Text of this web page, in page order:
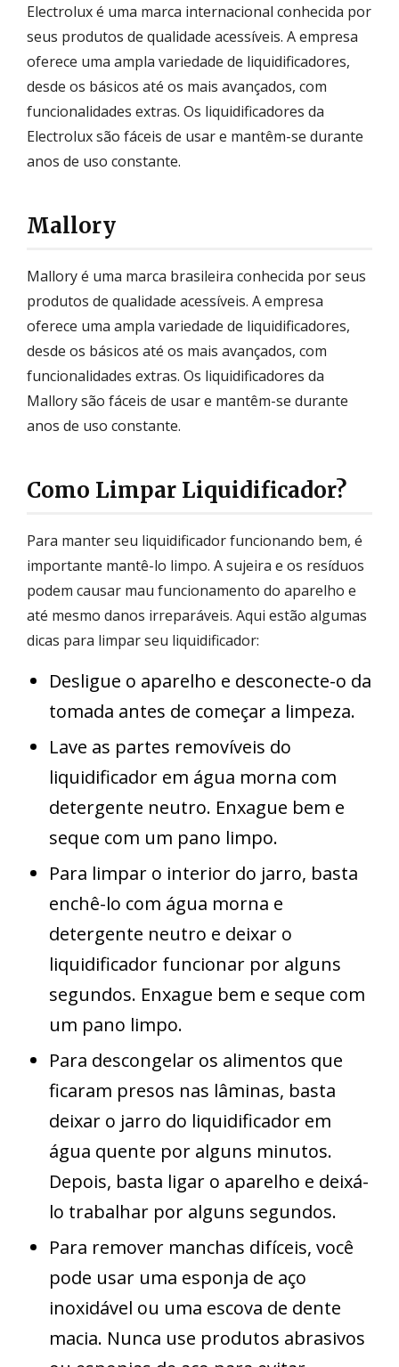
Electrolux é uma marca internacional conhecida por
seus produtos de qualidade acessíveis. A empresa
oferece uma ampla variedade de liquidificadores,
desde os básicos até os mais avançados, com
funcionalidades extras. Os liquidificadores da
Electrolux são fáceis de usar e mantêm-se durante
anos de uso constante.
Mallory
Mallory é uma marca brasileira conhecida por seus
produtos de qualidade acessíveis. A empresa
oferece uma ampla variedade de liquidificadores,
desde os básicos até os mais avançados, com
funcionalidades extras. Os liquidificadores da
Mallory são fáceis de usar e mantêm-se durante
anos de uso constante.
Como Limpar Liquidificador?
Para manter seu liquidificador funcionando bem, é
importante mantê-lo limpo. A sujeira e os resíduos
podem causar mau funcionamento do aparelho e
até mesmo danos irreparáveis. Aqui estão algumas
dicas para limpar seu liquidificador:
Desligue o aparelho e desconecte-o da
tomada antes de começar a limpeza.
Lave as partes removíveis do
liquidificador em água morna com
detergente neutro. Enxague bem e
seque com um pano limpo.
Para limpar o interior do jarro, basta
enchê-lo com água morna e
detergente neutro e deixar o
liquidificador funcionar por alguns
segundos. Enxague bem e seque com
um pano limpo.
Para descongelar os alimentos que
ficaram presos nas lâminas, basta
deixar o jarro do liquidificador em
água quente por alguns minutos.
Depois, basta ligar o aparelho e deixá-
lo trabalhar por alguns segundos.
Para remover manchas difíceis, você
pode usar uma esponja de aço
inoxidável ou uma escova de dente
macia. Nunca use produtos abrasivos